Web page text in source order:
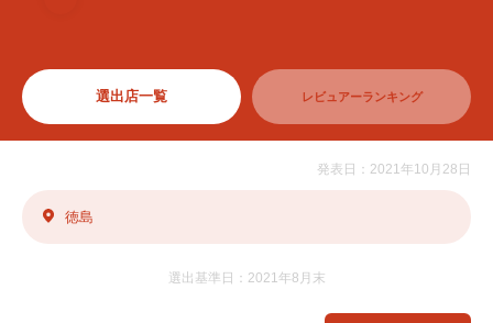
選出店一覧 レビュアーランキング
発表日：2021年10月28日
徳島
選出基準日：2021年8月末